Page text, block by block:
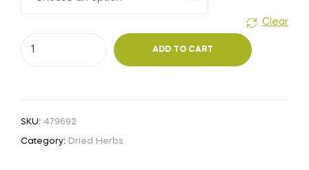
₹120.00
Clear
ADD TO CART
SKU: 479692
Category: Dried Herbs